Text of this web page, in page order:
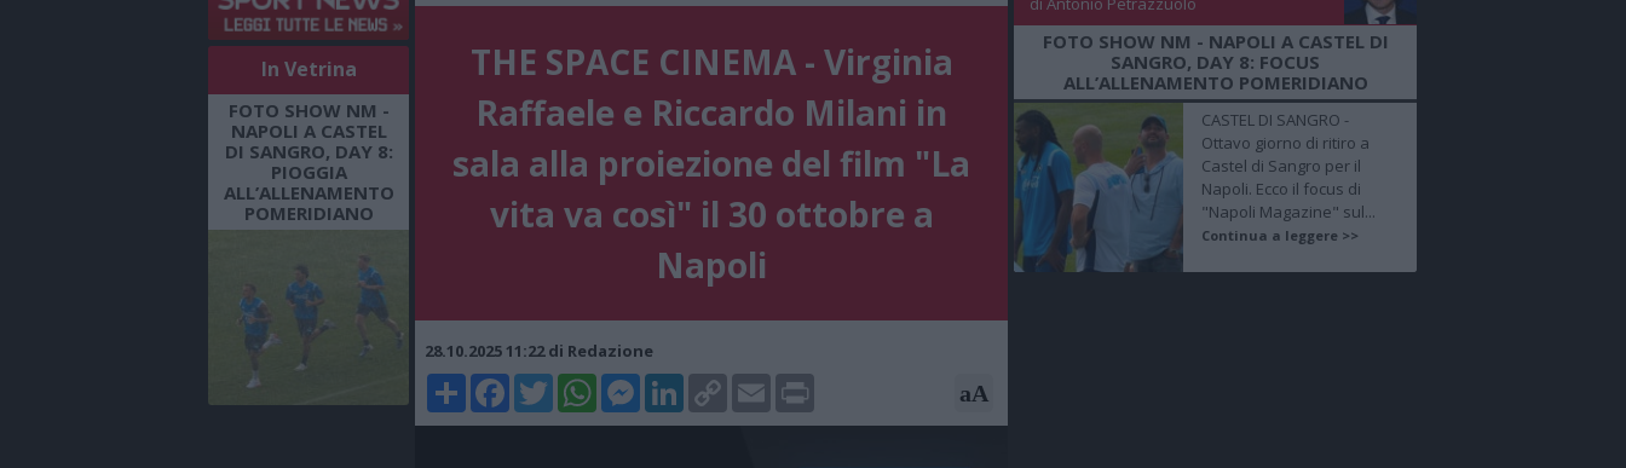
In Vetrina
FOTO SHOW NM -
NAPOLI A CASTEL
DI SANGRO, DAY 8:
PIOGGIA
ALL’ALLENAMENTO
POMERIDIANO
THE SPACE CINEMA - Virginia
Raffaele e Riccardo Milani in
sala alla proiezione del film "La
vita va così" il 30 ottobre a
Napoli
28.10.2025 11:22 di Redazione
ShareFacebookTwitterWhatsAppMessenger
LinkedIn
Copy
Link
Email Print aA
FOTO SHOW NM - NAPOLI A CASTEL DI
SANGRO, DAY 8: FOCUS
ALL’ALLENAMENTO POMERIDIANO
CASTEL DI SANGRO -
Ottavo giorno di ritiro a
Castel di Sangro per il
Napoli. Ecco il focus di
"Napoli Magazine" sul...
Continua a leggere >>